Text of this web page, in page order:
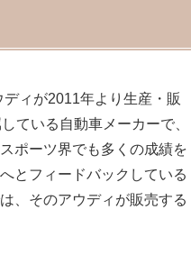
ィが2011年より生産・販
ている自動車メーカーで、
ポーツ界でも多くの成績を
とフィードバックしている
、そのアウディが販売する